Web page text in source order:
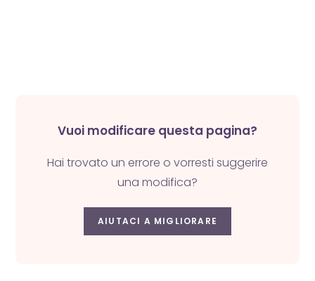
Vuoi modificare questa pagina?
Hai trovato un errore o vorresti suggerire
una modifica?
AIUTACI A MIGLIORARE